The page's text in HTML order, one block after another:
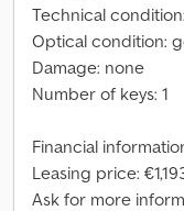
Technical
Optical condition:
Damage: none
Number of keys: 1
Financial
Leasing price:
Ask for more